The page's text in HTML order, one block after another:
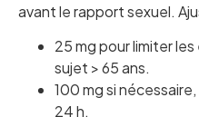
avant le rapport sexuel.
25 mg pour limiter
sujet > 65 ans.
100 mg si
24 h.